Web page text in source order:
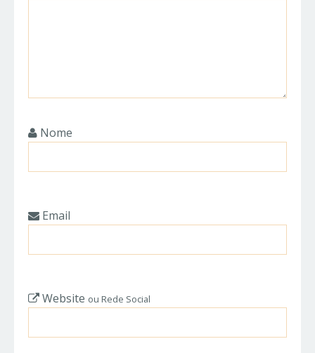
Nome
Email
Website ou Rede Social